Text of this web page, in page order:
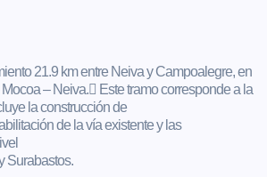
21.9 km entre Neiva y Campoalegre, en
– Neiva. Este tramo corresponde a la
la construcción de
de la vía existente y las
Surabastos.